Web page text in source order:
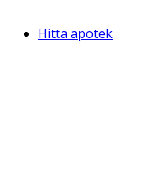
Hitta apotek